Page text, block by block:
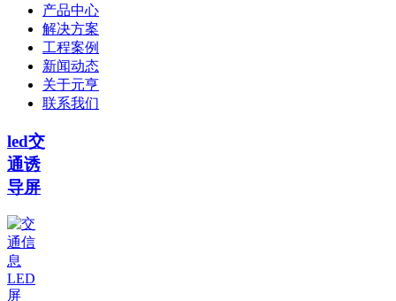
产品中心
解决方案
工程案例
新闻动态
关于元亨
联系我们
led交
通诱
导屏